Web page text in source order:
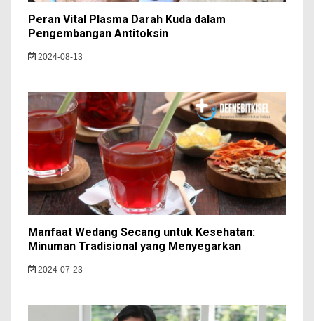
Peran Vital Plasma Darah Kuda dalam
Pengembangan Antitoksin
2024-08-13
Manfaat Wedang Secang untuk Kesehatan:
Minuman Tradisional yang Menyegarkan
2024-07-23